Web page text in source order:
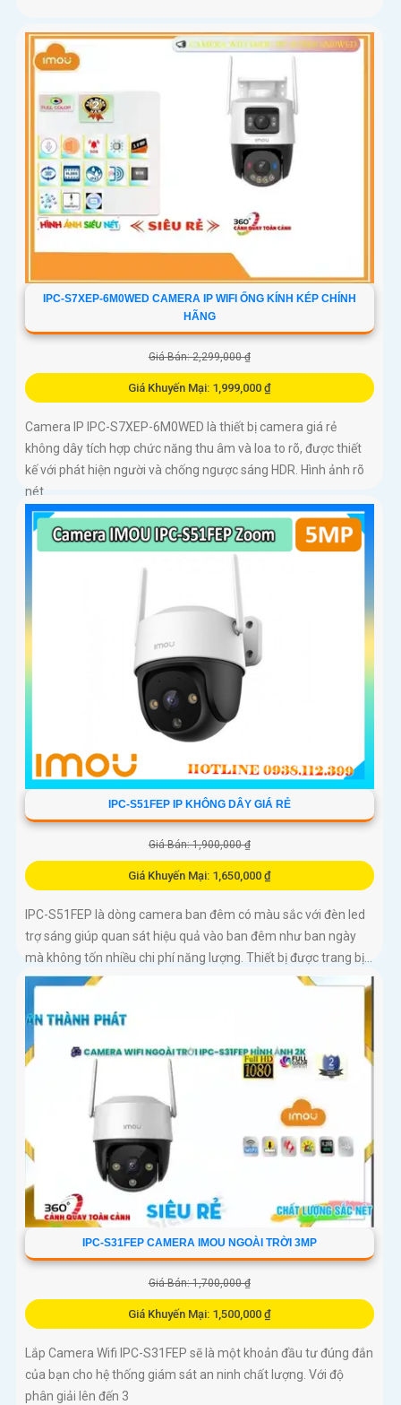
IPC-S7XEP-6M0WED CAMERA IP WIFI ỐNG KÍNH KÉP CHÍNH
HÃNG
Giá Bán: 2,299,000 ₫
Giá Khuyến Mại: 1,999,000 ₫
Camera IP IPC-S7XEP-6M0WED là thiết bị camera giá rẻ
không dây tích hợp chức năng thu âm và loa to rõ, được thiết
kế với phát hiện người và chống ngược sáng HDR. Hình ảnh rõ
nét...
IPC-S51FEP IP KHÔNG DÂY GIÁ RẺ
Giá Bán: 1,900,000 ₫
Giá Khuyến Mại: 1,650,000 ₫
IPC-S51FEP là dòng camera ban đêm có màu sắc với đèn led
trợ sáng giúp quan sát hiệu quả vào ban đêm như ban ngày
mà không tốn nhiều chi phí năng lượng. Thiết bị được trang bị...
IPC-S31FEP CAMERA IMOU NGOÀI TRỜI 3MP
Giá Bán: 1,700,000 ₫
Giá Khuyến Mại: 1,500,000 ₫
Lắp Camera Wifi IPC-S31FEP sẽ là một khoản đầu tư đúng đắn
của bạn cho hệ thống giám sát an ninh chất lượng. Với độ
phân giải lên đến 3